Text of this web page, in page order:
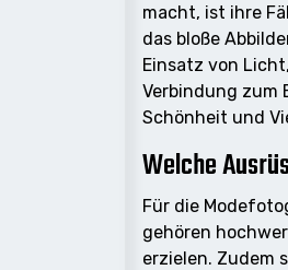
macht, ist ihre
das bloße
Einsatz von
Verbindung zum
Schönheit und
Welche
Für die
gehören
erzielen. Zudem